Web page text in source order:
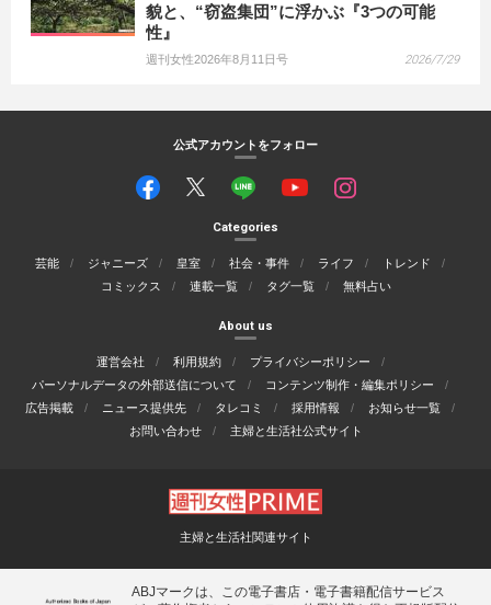
貌と、“窃盗集団”に浮かぶ『3つの可能
性』
週刊女性2026年8月11日号 2026/7/29
公式アカウントをフォロー
Categories
芸能 ジャニーズ 皇室 社会・事件 ライフ
トレンド
コミックス
連載一覧 タグ一覧 無料占い
About us
運営会社 利用規約
プライバシーポリシー
パーソナルデータの外部送信について
コンテンツ制作・編集ポリシー
広告掲載
ニュース提供先 タレコミ 採用情報
お知らせ一覧
お問い合わせ
主婦と生活社公式サイト
主婦と生活社関連サイト
ABJマークは、この電子書店・電子書籍配信サービス